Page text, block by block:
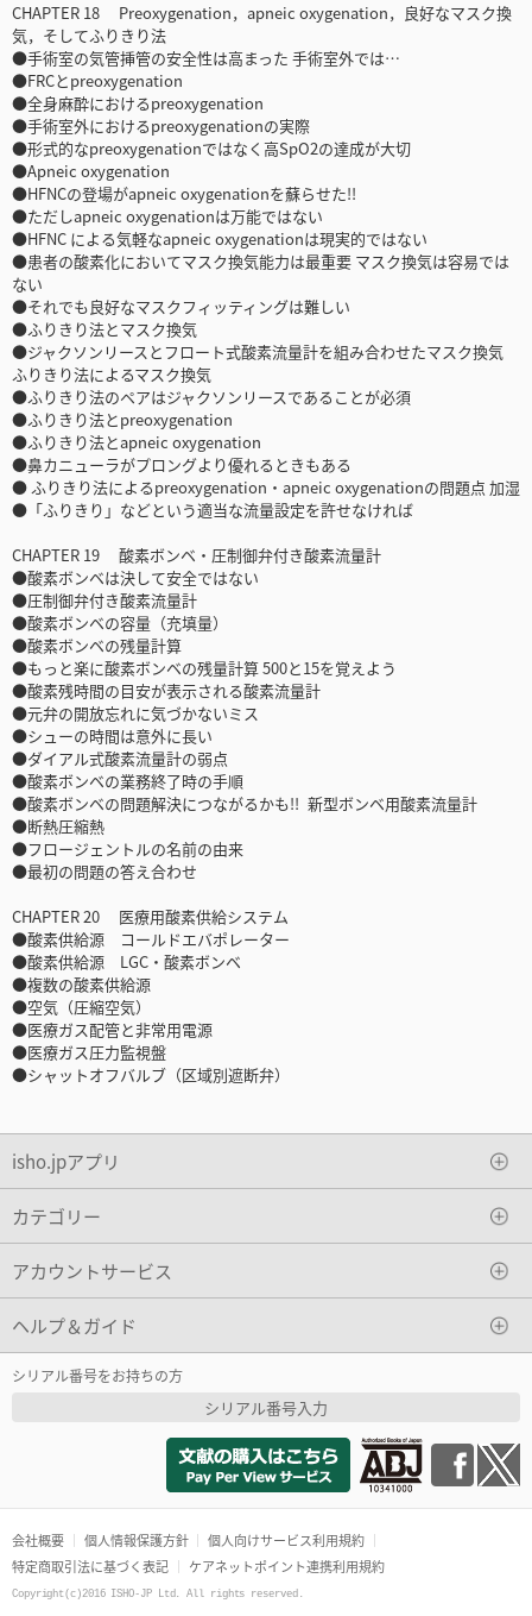
CHAPTER 18 Preoxygenation，apneic oxygenation，良好なマスク換
気，そしてふりきり法
●手術室の気管挿管の安全性は高まった 手術室外では…
●FRCとpreoxygenation
●全身麻酔におけるpreoxygenation
●手術室外におけるpreoxygenationの実際
●形式的なpreoxygenationではなく高SpO2の達成が大切
●Apneic oxygenation
●HFNCの登場がapneic oxygenationを蘇らせた!!
●ただしapneic oxygenationは万能ではない
●HFNC による気軽なapneic oxygenationは現実的ではない
●患者の酸素化においてマスク換気能力は最重要 マスク換気は容易では
ない
●それでも良好なマスクフィッティングは難しい
●ふりきり法とマスク換気
●ジャクソンリースとフロート式酸素流量計を組み合わせたマスク換気
ふりきり法によるマスク換気
●ふりきり法のペアはジャクソンリースであることが必須
●ふりきり法とpreoxygenation
●ふりきり法とapneic oxygenation
●鼻カニューラがプロングより優れるときもある
● ふりきり法によるpreoxygenation・apneic oxygenationの問題点 加湿
●「ふりきり」などという適当な流量設定を許せなければ
CHAPTER 19 酸素ボンベ・圧制御弁付き酸素流量計
●酸素ボンベは決して安全ではない
●圧制御弁付き酸素流量計
●酸素ボンベの容量（充填量）
●酸素ボンベの残量計算
●もっと楽に酸素ボンベの残量計算 500と15を覚えよう
●酸素残時間の目安が表示される酸素流量計
●元弁の開放忘れに気づかないミス
●シューの時間は意外に長い
●ダイアル式酸素流量計の弱点
●酸素ボンベの業務終了時の手順
●酸素ボンベの問題解決につながるかも!! 新型ボンベ用酸素流量計
●断熱圧縮熱
●フロージェントルの名前の由来
●最初の問題の答え合わせ
CHAPTER 20 医療用酸素供給システム
●酸素供給源 コールドエバポレーター
●酸素供給源 LGC・酸素ボンベ
●複数の酸素供給源
●空気（圧縮空気）
●医療ガス配管と非常用電源
●医療ガス圧力監視盤
●シャットオフバルブ（区域別遮断弁）
isho.jpアプリ
カテゴリー
アカウントサービス
ヘルプ＆ガイド
シリアル番号をお持ちの方
シリアル番号入力
会社概要 個人情報保護方針
個人向けサービス利用規約
特定商取引法に基づく表記
ケアネットポイント連携利用規約
Copyright(c)2016 ISHO-JP Ltd. All rights reserved.